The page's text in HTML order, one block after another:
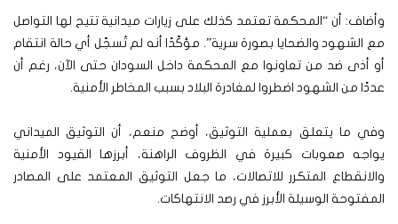
وأضاف: أن “المحكمة تعتمد كذلك على زيارات ميدانية تتيح لها التواصل
مع الشهود والضحايا بصورة سرية”. مؤكّدًا أنه لم تُسجّل أي حالة انتقام
أو أذى ضد من تعاونوا مع المحكمة داخل السودان حتى الآن، رغم أن
عددًا من الشهود اضطروا لمغادرة البلاد بسبب المخاطر الأمنية.
وفي ما يتعلق بعملية التوثيق، أوضح منعم، أن التوثيق الميداني
يواجه صعوبات كبيرة في الظروف الراهنة، أبرزها القيود الأمنية
والانقطاع المتكرر للاتصالات، ما جعل التوثيق المعتمد على المصادر
المفتوحة الوسيلة الأبرز في رصد الانتهاكات.